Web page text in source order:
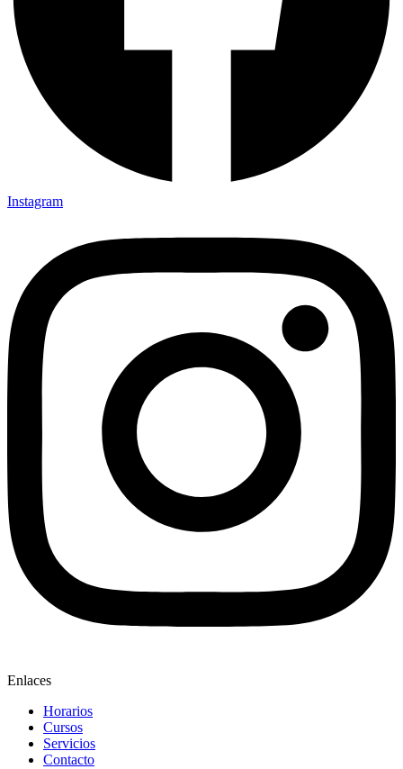
Instagram
Enlaces
Horarios
Cursos
Servicios
Contacto